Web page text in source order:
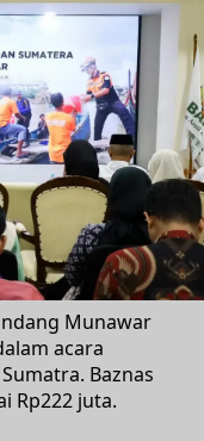
Munawar
acara
Baznas
Rp222 juta.